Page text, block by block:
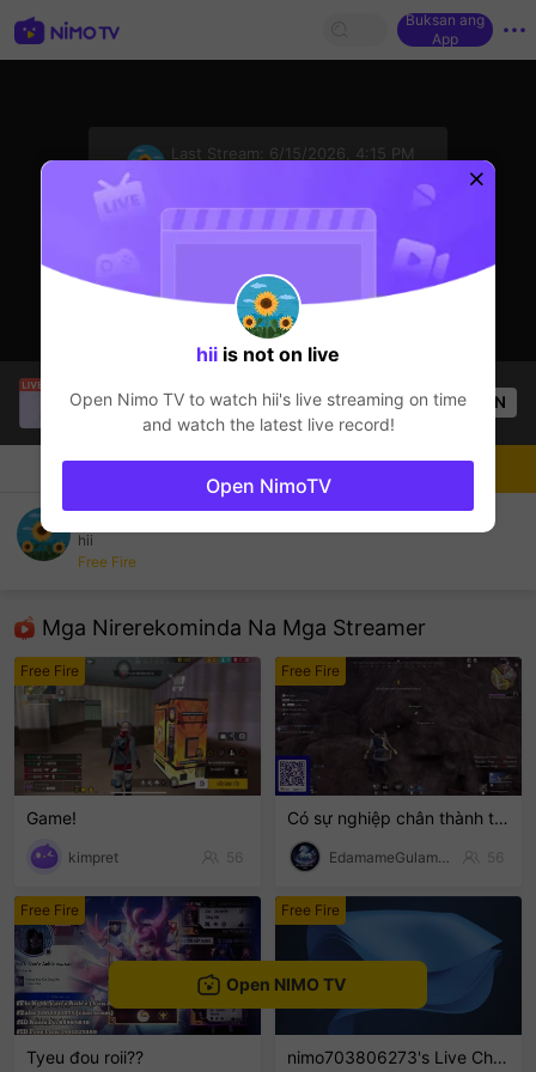
Buksan ang
App
Last Stream:
6/15/2026, 4:15 PM
kimpret is live!
Free Fire
56 Views OPEN
Chat Streamer
hii
Free Fire
Mga Nirerekominda Na Mga Streamer
Free Fire
Game!
kimpret 56
Free Fire
Có sự nghiệp chân thành thú vị
56
Free Fire
Tyeu đou roii??
Free Fire
nimo703806273's Live Channel
Sundan
Open NIMO TV
hii is not on live
Open Nimo TV to watch hii's live streaming on time
and watch the latest live record!
Open NimoTV
sentinelEnd